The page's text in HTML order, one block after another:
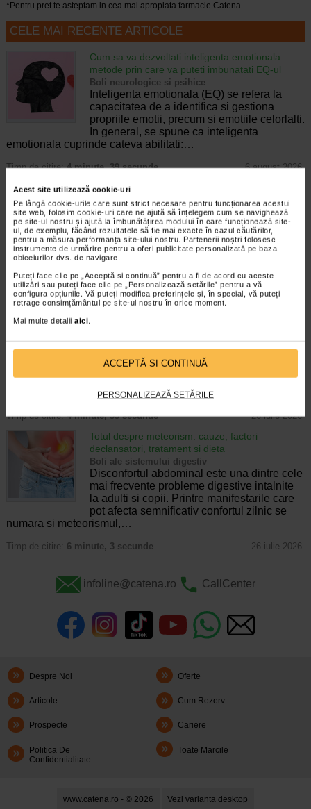
Acest site utilizează cookie-uri
Pe lângă cookie-urile care sunt strict necesare pentru funcționarea acestui
site web, folosim cookie-uri care ne ajută să înțelegem cum se navighează
pe site-ul nostru și ajută la îmbunătățirea modului în care funcționează site-
ul, de exemplu, făcând rezultatele să fie mai exacte în cazul căutărilor,
pentru a măsura performanța site-ului nostru. Partenerii noștri folosesc
instrumente de urmărire pentru a oferi publicitate personalizată pe baza
obiceiurilor dvs. de navigare.
Puteți face clic pe „Acceptă si continuă” pentru a fi de acord cu aceste
utilizări sau puteți face clic pe „Personalizează setările” pentru a vă
configura opțiunile. Vă puteți modifica preferințele și, în special, vă puteți
retrage consimțământul pe site-ul nostru în orice moment.
Mai multe detalii aici.
ACCEPTĂ SI CONTINUĂ
PERSONALIZEAZĂ SETĂRILE
*Pentru pret te asteptam in cea mai apropiata farmacie Catena
CELE MAI RECENTE ARTICOLE
Cum sa va dezvoltati inteligenta emotionala:
metode prin care va puteti imbunatati EQ-ul
Boli neurologice si psihice
Inteligenta emotionala (EQ) se refera la
capacitatea de a identifica si gestiona
propriile emotii, precum si emotiile celorlalti.
In general, se spune ca inteligenta
emotionala cuprinde cateva abilitati:…
Timp de citire:4 minute, 39 secunde 6 august 2026
Enurezis: cauze, factori declansatori si solutii
Sistem urinar
Enurezisul este termenul medical pentru
pierderea accidentala de urina, de obicei in
timpul somnului. Este o afectiune frecventa
atat in randul copiilor, cat si al adultilor.
Enurezisul este considerat…
Timp de citire:4 minute, 32 secunde 28 iulie 2026
Senzatia de prea plin: cand indica o afectiune si
Multi oameni au experimentat macar o data
dupa masa o senzatie de prea plin, chiar si
atunci cand nu au consumat o cantitate
foarte mare de alimente. In cele mai multe
cazuri, aceasta apare ocazional…
Timp de citire:4 minute, 55 secunde 26 iulie 2026
Totul despre meteorism: cauze, factori
declansatori, tratament si dieta
Boli ale sistemului digestiv
Disconfortul abdominal este una dintre cele
mai frecvente probleme digestive intalnite
la adulti si copii. Printre manifestarile care
pot afecta semnificativ confortul zilnic se
numara si meteorismul,…
Timp de citire: 6 minute, 3 secunde 26 iulie 2026
infoline@catena.ro CallCenter
Despre Noi Oferte
Articole Cum Rezerv
Prospecte Cariere
Politica De
Confidentialitate
Toate Marcile
www.catena.ro - © 2026 Vezi varianta desktop